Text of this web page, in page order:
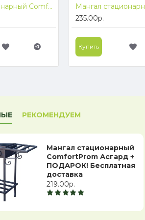
Мангал стационарный ComfortProm Велес + ПОДАРОК! Бесплатная доставка
235.00р.
Купить
РЕКОМЕНДУЕМ
Мангал стационарный
ComfortProm Асгард +
ПОДАРОК! Бесплатная
доставка
219.00р.